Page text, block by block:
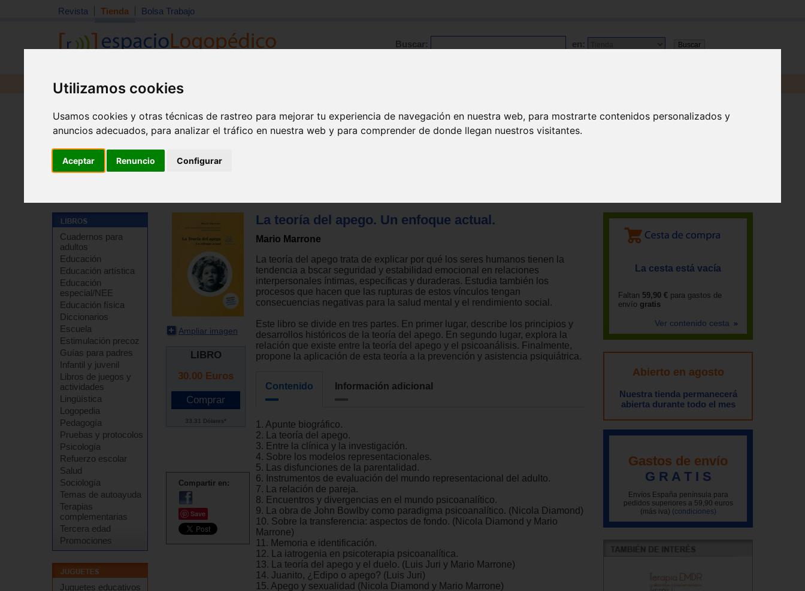
Utilizamos cookies
Usamos cookies y otras técnicas de rastreo para mejorar tu experiencia de navegación en nuestra web, para mostrarte contenidos personalizados y
anuncios adecuados, para analizar el tráfico en nuestra web y para comprender de donde llegan nuestros visitantes.
Aceptar Renuncio Configurar
Revista Tienda Bolsa Trabajo
Buscar: en:
Revista Libros Material
Cuadernos para
adultos
Educación
Educación artística
Educación
especial/NEE
Educación física
Diccionarios
Escuela
Estimulación precoz
Guías para padres
Infantil y juvenil
Libros de juegos y
actividades
Lingüística
Logopedia
Pedagogía
Pruebas y protocolos
Psicología
Refuerzo escolar
Salud
Sociología
Temas de autoayuda
Terapias
complementarias
Tercera edad
Promociones
Juguetes educativos
Ampliar imagen
LIBRO
30.00 Euros
33.31 Dólares*
Compartir en:
Save
La teoría del apego. Un enfoque actual.
Mario Marrone
La teoría del apego trata de explicar por qué los seres humanos tienen la
tendencia a bscar seguridad y estabilidad emocional en relaciones
interpersonales íntimas, específicas y duraderas. Estudia también los
procesos que hacen que las rupturas de estos vínculos tengan
consecuencias negativas para la salud mental y el rendimiento social.
Este libro se divide en tres partes. En primer lugar, describe los principios y
desarrollos históricos de la teoría del apego. En segundo lugar, explora la
relación que existe entre la teoría del apego y el psicoanálisis. Finalmente,
propone la aplicación de esta teoría a la prevención y asistencia psiquiátrica.
Contenido Información adicional
1. Apunte biográfico.
2. La teoría del apego.
3. Entre la clínica y la investigación.
4. Sobre los modelos representacionales.
5. Las disfunciones de la parentalidad.
6. Instrumentos de evaluación del mundo representacional del adulto.
7. La relación de pareja.
8. Encuentros y divergencias en el mundo psicoanalítico.
9. La obra de John Bowlby como paradigma psicoanalítico. (Nicola Diamond)
10. Sobre la transferencia: aspectos de fondo. (Nicola Diamond y Mario
Marrone)
11. Memoria e identificación.
12. La iatrogenia en psicoterapia psicoanalítica.
13. La teoría del apego y el duelo. (Luis Juri y Mario Marrone)
14. Juanito, ¿Edipo o apego? (Luis Juri)
15. Apego y sexualidad (Nicola Diamond y Mario Marrone)
La cesta está vacía
Faltan 59,90 € para gastos de
envío gratis
Ver contenido cesta
Abierto en agosto
Nuestra tienda permanecerá
abierta durante todo el mes
Gastos de envío
G R A T I S
Envíos España península para
pedidos superiores a 59,90 euros
(más iva) (condiciones)